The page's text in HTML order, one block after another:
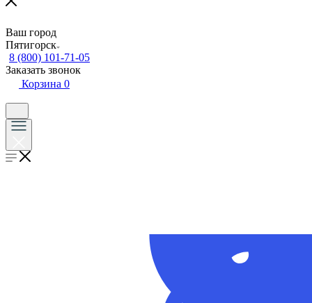
Ваш город
Пятигорск
8 (800) 101-71-05
Заказать звонок
Корзина 0